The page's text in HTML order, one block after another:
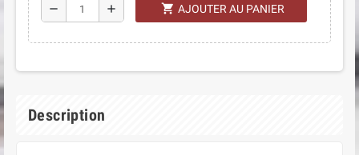
remove add shopping_cart AJOUTER AU PANIER
Description